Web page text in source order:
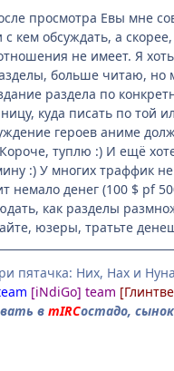
просмотра Евы мне
с кем обсуждать, а
не имеет. Я
больше читаю, но
раздела по
куда писать по той
героев аниме
туплю :) И ещё
:) У многих траффик
немало денег (100 $ pf
как разделы
юзеры, тратьте
пятачка: Них, Нах и
[iNdiGo] team
в mIRCостадо,